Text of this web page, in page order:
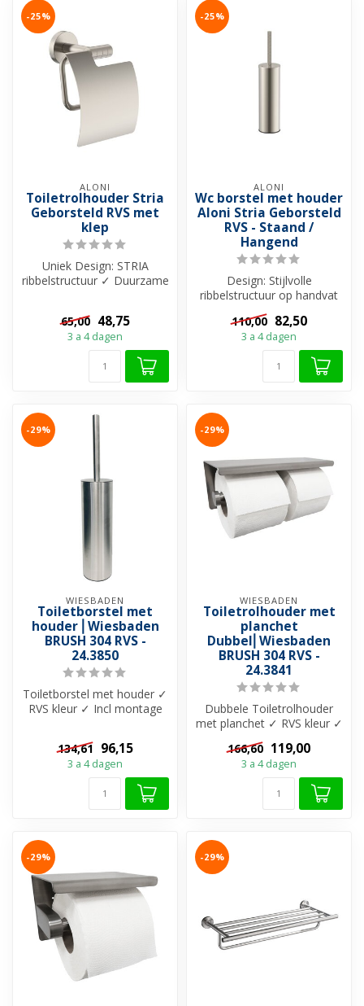
-25%
ALONI
Toiletrolhouder Stria
Geborsteld RVS met
klep
Uniek Design: STRIA
ribbelstructuur ✓ Duurzame
65,00 48,75
3 a 4 dagen
-25%
ALONI
Wc borstel met houder
Aloni Stria Geborsteld
RVS - Staand /
Hangend
Design: Stijlvolle
ribbelstructuur op handvat
✓ Flexibiliteit: Geschikt als
wc b...
110,00 82,50
3 a 4 dagen
-29%
WIESBADEN
Toiletborstel met
houder ⎢Wiesbaden
BRUSH 304 RVS -
24.3850
Toiletborstel met houder ✓
RVS kleur ✓ Incl montage
134,61 96,15
3 a 4 dagen
-29%
WIESBADEN
Toiletrolhouder met
planchet
Dubbel⎢Wiesbaden
BRUSH 304 RVS -
24.3841
Dubbele Toiletrolhouder
met planchet ✓ RVS kleur ✓
Mate...
166,60 119,00
3 a 4 dagen
-29% -29%